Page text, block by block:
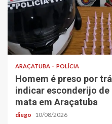
ARAÇATUBA POLÍCIA
Homem é preso por
indicar esconderijo de
mata em Araçatuba
diego 10/08/2026